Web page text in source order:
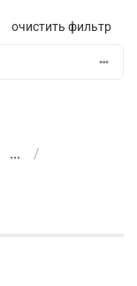
очистить фильтр
...